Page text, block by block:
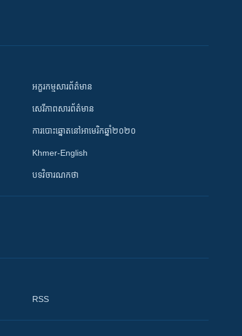
អក្ខរកម្មសារព័ត៌មាន
សេរីភាពសារព័ត៌មាន
ការបោះឆ្នោតនៅអាមេរិកឆ្នាំ២០២០
Khmer-English
បទវិចារណកថា
RSS